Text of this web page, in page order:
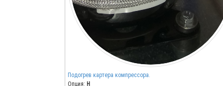
Подогрев картера компрессора.
Опция: H